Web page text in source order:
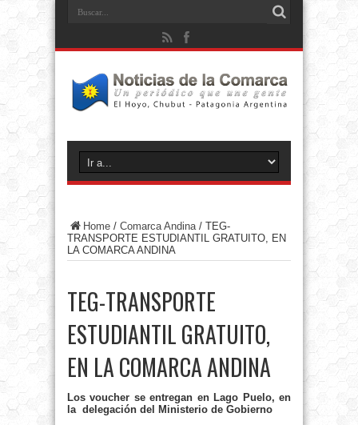
Home / Comarca Andina/ TEG-
TRANSPORTE ESTUDIANTIL GRATUITO, EN
LA COMARCA ANDINA
TEG-TRANSPORTE
ESTUDIANTIL GRATUITO,
EN LA COMARCA ANDINA
Los voucher se entregan en Lago Puelo, en
la delegación del Ministerio de Gobierno